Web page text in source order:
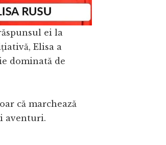
ei la
Elisa a
dominată de
că marchează
aventuri.